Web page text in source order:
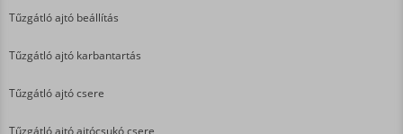
Tűzgátló ajtó beállítás
Tűzgátló ajtó karbantartás
Tűzgátló ajtó csere
Tűzgátló ajtó ajtócsukó csere